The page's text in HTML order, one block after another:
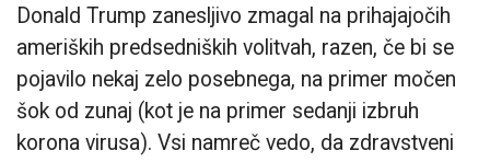
Donald Trump zanesljivo zmagal na prihajajočih
ameriških predsedniških volitvah, razen, če bi se
pojavilo nekaj zelo posebnega, na primer močen
šok od zunaj (kot je na primer sedanji izbruh
korona virusa). Vsi namreč vedo, da zdravstveni